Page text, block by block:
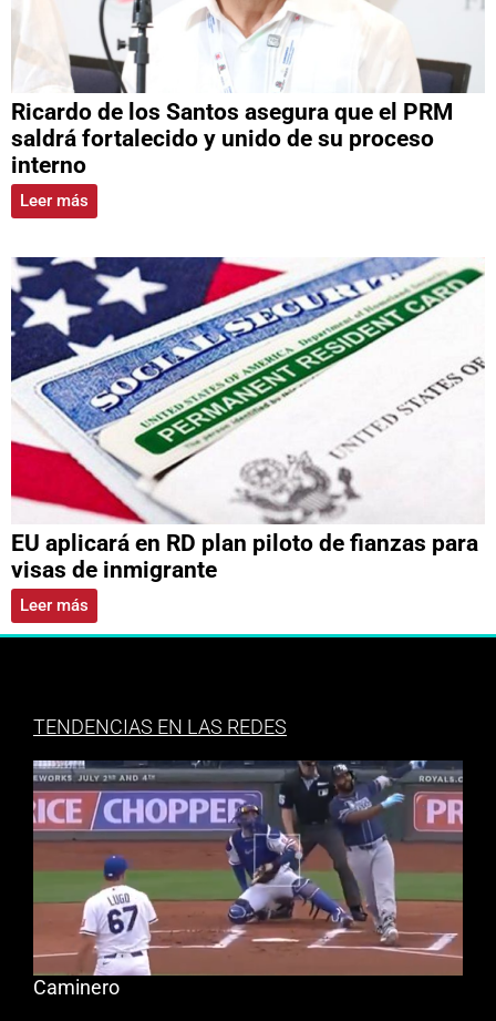
Ricardo de los Santos asegura que el PRM
saldrá fortalecido y unido de su proceso
interno
Leer más
EU aplicará en RD plan piloto de fianzas para
visas de inmigrante
Leer más
TENDENCIAS EN LAS REDES
Caminero